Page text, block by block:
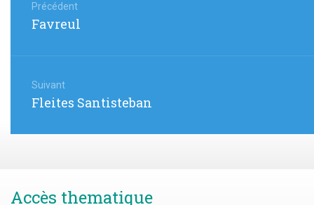
dePrécédent
Article
Favreul
Suivant
Article
Fleites Santisteban
Accès thematique